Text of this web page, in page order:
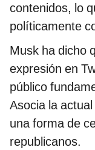
contenidos, lo
políticamente
Musk ha dicho
expresión en
público
Asocia la
una forma de
republicanos.